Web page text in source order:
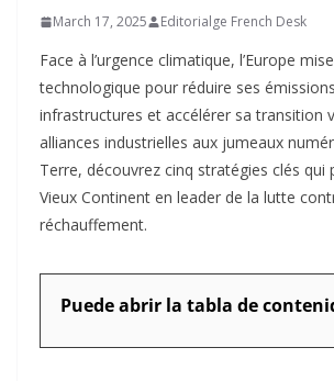
March 17, 2025 Editorialge French Desk
Face à l’urgence climatique, l’Europe
technologique pour réduire ses
infrastructures et accélérer sa transition
alliances industrielles aux jumeaux
Terre, découvrez cinq stratégies clés qui
Vieux Continent en leader de la lutte
réchauffement.
Puede abrir la tabla de